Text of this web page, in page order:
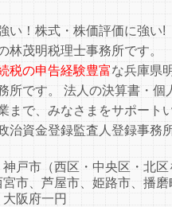
い！株式・株価評価に強い!
林茂明税理士事務所です。
税の申告経験豊富な兵庫県
所です。 法人の決算書・
まで、みなさまをサポート
治資金登録監査人登録事務
戸市（西区・中央区・北区
市、芦屋市、姫路市、播
阪府一円